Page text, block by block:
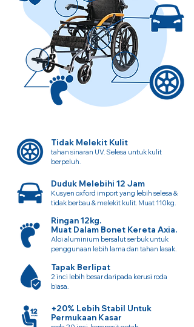
Tidak Melekit Kulit
tahan sinaran UV. Selesa untuk kulit
berpeluh.
Duduk Melebihi 12 Jam
Kusyen oxford import yang lebih selesa &
tidak berbau & melekit kulit. Muat 110kg.
Ringan 12kg.
Muat Dalam Bonet Kereta Axia.
Aloi aluminium bersalut serbuk untuk
penggunaan lebih lama dan tahan lasak.
Tapak Berlipat
2 inci lebih besar daripada kerusi roda
biasa.
+20% Lebih Stabil Untuk
Permukaan Kasar